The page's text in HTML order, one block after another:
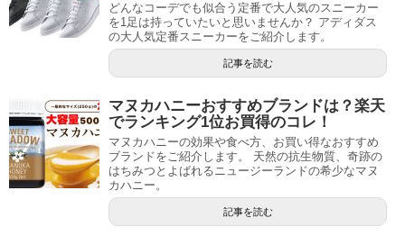
どんなコーデでも似合う定番で大人気のスニーカー
を1足は持っていたいと思いませんか？ アディダス
の大人気定番スニーカーをご紹介します。
記事を読む
マヌカハニーおすすめブランドは？楽天
でランキング1位お買得のコレ！
マヌカハニーの効果や食べ方、お買い得なおすすめ
ブランドをご紹介します。 天然の抗生物質、奇跡の
はちみつとよばれるニュージーランドの希少なマヌ
カハニー。
記事を読む